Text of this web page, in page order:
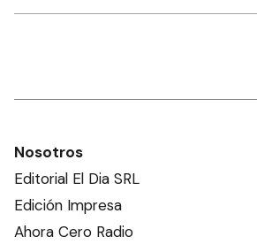
Nosotros
Editorial El Dia SRL
Edición Impresa
Ahora Cero Radio